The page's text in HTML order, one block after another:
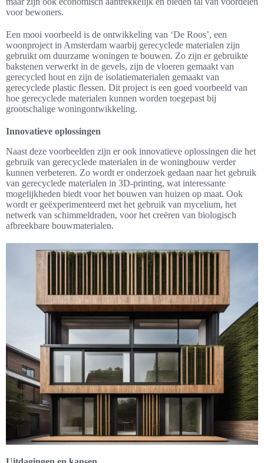
voor bewoners.
Een mooi voorbeeld is de ontwikkeling van ‘De Roos’, een
woonproject in Amsterdam waarbij gerecyclede materialen zijn
gebruikt om duurzame woningen te bouwen. Zo zijn er gebruikte
bakstenen verwerkt in de gevels, zijn de vloeren gemaakt van
gerecycled hout en zijn de isolatiematerialen gemaakt van
gerecyclede plastic flessen. Dit project is een goed voorbeeld van
hoe gerecyclede materialen kunnen worden toegepast bij
grootschalige woningontwikkeling.
Innovatieve oplossingen
Naast deze voorbeelden zijn er ook innovatieve oplossingen die het
gebruik van gerecyclede materialen in de woningbouw verder
kunnen verbeteren. Zo wordt er onderzoek gedaan naar het gebruik
van gerecyclede materialen in 3D-printing, wat interessante
mogelijkheden biedt voor het bouwen van huizen op maat. Ook
wordt er geëxperimenteerd met het gebruik van mycelium, het
netwerk van schimmeldraden, voor het creëren van biologisch
afbreekbare bouwmaterialen.